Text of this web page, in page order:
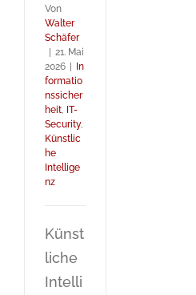
Von
Walter
Schäfer
21. Mai
2026
In
formatio
nssicher
heit, IT-
Security,
Künstlic
he
Intellige
nz
Künst
liche
Intelli